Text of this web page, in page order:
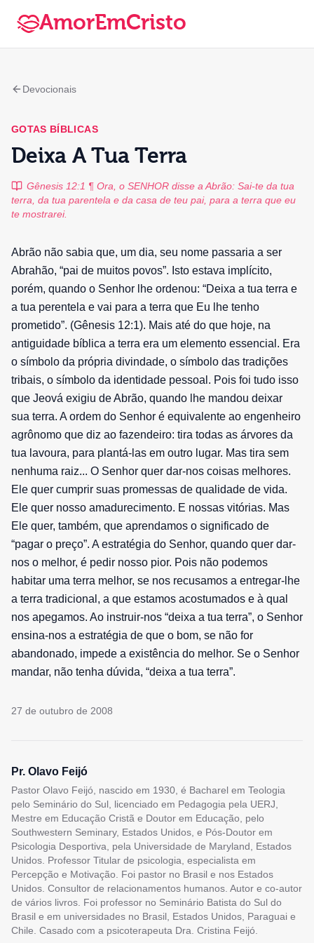
AmorEmCristo
Devocionais
GOTAS BÍBLICAS
Deixa A Tua Terra
Gênesis 12:1 ¶ Ora, o SENHOR disse a Abrão: Sai-te da tua
terra, da tua parentela e da casa de teu pai, para a terra que eu
te mostrarei.
Abrão não sabia que, um dia, seu nome passaria a ser
Abrahão, “pai de muitos povos”. Isto estava implícito,
porém, quando o Senhor lhe ordenou: “Deixa a tua terra e
a tua perentela e vai para a terra que Eu lhe tenho
prometido”. (Gênesis 12:1). Mais até do que hoje, na
antiguidade bíblica a terra era um elemento essencial. Era
o símbolo da própria divindade, o símbolo das tradições
tribais, o símbolo da identidade pessoal. Pois foi tudo isso
que Jeová exigiu de Abrão, quando lhe mandou deixar
sua terra. A ordem do Senhor é equivalente ao engenheiro
agrônomo que diz ao fazendeiro: tira todas as árvores da
tua lavoura, para plantá-las em outro lugar. Mas tira sem
nenhuma raiz... O Senhor quer dar-nos coisas melhores.
Ele quer cumprir suas promessas de qualidade de vida.
Ele quer nosso amadurecimento. E nossas vitórias. Mas
Ele quer, também, que aprendamos o significado de
“pagar o preço”. A estratégia do Senhor, quando quer dar-
nos o melhor, é pedir nosso pior. Pois não podemos
habitar uma terra melhor, se nos recusamos a entregar-lhe
a terra tradicional, a que estamos acostumados e à qual
nos apegamos. Ao instruir-nos “deixa a tua terra”, o Senhor
ensina-nos a estratégia de que o bom, se não for
abandonado, impede a existência do melhor. Se o Senhor
mandar, não tenha dúvida, “deixa a tua terra”.
27 de outubro de 2008
Pr. Olavo Feijó
Pastor Olavo Feijó, nascido em 1930, é Bacharel em Teologia
pelo Seminário do Sul, licenciado em Pedagogia pela UERJ,
Mestre em Educação Cristã e Doutor em Educação, pelo
Southwestern Seminary, Estados Unidos, e Pós-Doutor em
Psicologia Desportiva, pela Universidade de Maryland, Estados
Unidos. Professor Titular de psicologia, especialista em
Percepção e Motivação. Foi pastor no Brasil e nos Estados
Unidos. Consultor de relacionamentos humanos. Autor e co-autor
de vários livros. Foi professor no Seminário Batista do Sul do
Brasil e em universidades no Brasil, Estados Unidos, Paraguai e
Chile. Casado com a psicoterapeuta Dra. Cristina Feijó.